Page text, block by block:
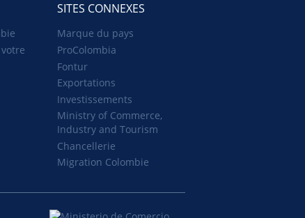
SITES CONNEXES
Marque du pays
ProColombia
Fontur
Exportations
Investissements
Ministry of Commerce,
Industry and Tourism
Chancellerie
Migration Colombie